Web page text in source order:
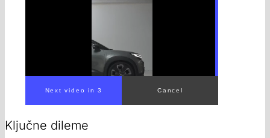
Next video in 1 Cancel
Ključne dileme